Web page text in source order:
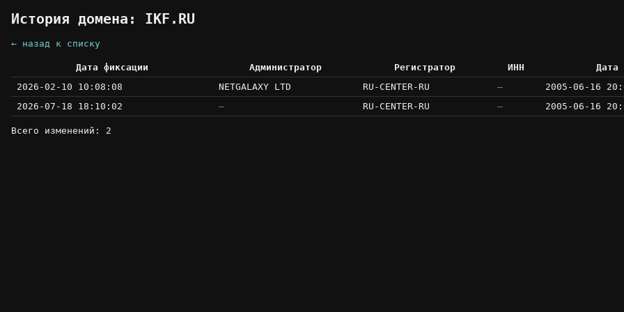
История домена: IKF.RU
← назад к списку
Дата фиксации Администратор Регистратор ИНН
Дата
2026-02-10 10:08:08
NETGALAXY LTD RU-CENTER-RU —
2005-06-16
2026-07-18 18:10:02
— RU-CENTER-RU — 2005-06-16
Всего изменений: 2